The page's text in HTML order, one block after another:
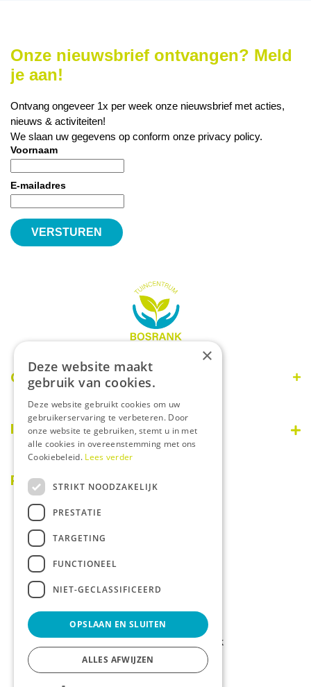
Onze nieuwsbrief ontvangen? Meld
je aan!
Ontvang ongeveer 1x per week onze nieuwsbrief met acties,
nieuws & activiteiten!
We slaan uw gegevens op conform onze privacy policy.
Voornaam
E-mailadres
Openingstijden
Maandag
Dinsdag
09:00 - 18:00
Woensdag
09:00 - 18:00
Donderdag
Vrijdag
Zaterdag
Zondag
Informatie
Disclaimer
Over ons
Privacy statement
Betaalinformatie
Algemene voorwaarden
Tuincentrum
Dierenwinkel
Kamerplanten
Tuinplanten
PostNL afhaalpunt
© Tuincentrum De Bosrank
Green Solutions
Tuincentrum Overzicht
×
Deze website maakt
gebruik van cookies.
Deze website gebruikt cookies om uw
gebruikerservaring te verbeteren. Door
onze website te gebruiken, stemt u in met
alle cookies in overeenstemming met ons
Cookiebeleid. Lees verder
STRIKT NOODZAKELIJK
PRESTATIE
TARGETING
FUNCTIONEEL
NIET-GECLASSIFICEERD
OPSLAAN EN SLUITEN
ALLES AFWIJZEN